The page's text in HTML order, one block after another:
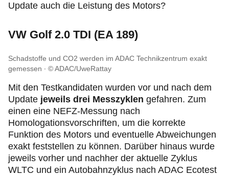
Update auch die Leistung des Motors?
VW Golf 2.0 TDI (EA 189)
Schadstoffe und CO2 werden im ADAC Technikzentrum exakt
gemessen
© ADAC/UweRattay
Mit den Testkandidaten wurden vor und nach dem
Update jeweils drei Messzyklen gefahren. Zum
einen eine NEFZ-Messung nach
Homologationsvorschriften, um die korrekte
Funktion des Motors und eventuelle Abweichungen
exakt feststellen zu können. Darüber hinaus wurde
jeweils vorher und nachher der aktuelle Zyklus
WLTC und ein Autobahnzyklus nach ADAC Ecotest